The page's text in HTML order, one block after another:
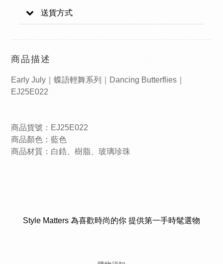
送貨方式
商品描述
Early July｜蝶語輕舞系列｜Dancing Butterflies｜
EJ25E022
商品貨號：EJ25E022
商品顏色：藍色
商品材質：白鋯、樹脂、玻璃珍珠
Style Matters 為喜歡時尚的你 提供第一手時髦選物